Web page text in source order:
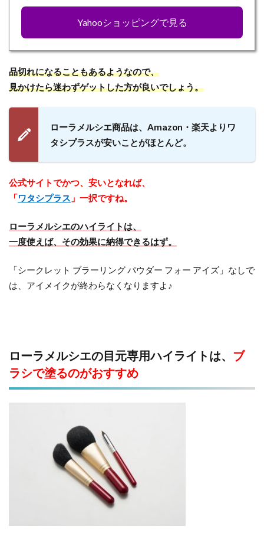
Yahooショッピングで見る
品切れになることもあるようなので、
見かけたら迷わずゲットした方が良いでしょう。
ローラメルシエ商品は、Amazon・楽天よりワ
タシプラスが安いことがほとんど。
公式サイトでかつ、安いとなれば、
「ワタシプラス 」一択ですね。
ローラメルシエのハイライトは、
一度使えば、その効果に納得できるはず。
「シークレット ブラーリング パウダー フォー アイズ」なしで
は、アイメイクが終わらなくなりますよ♪
ローラメルシエの目元専用ハイライトは、 ブ
ラシで塗るのがおすすめ